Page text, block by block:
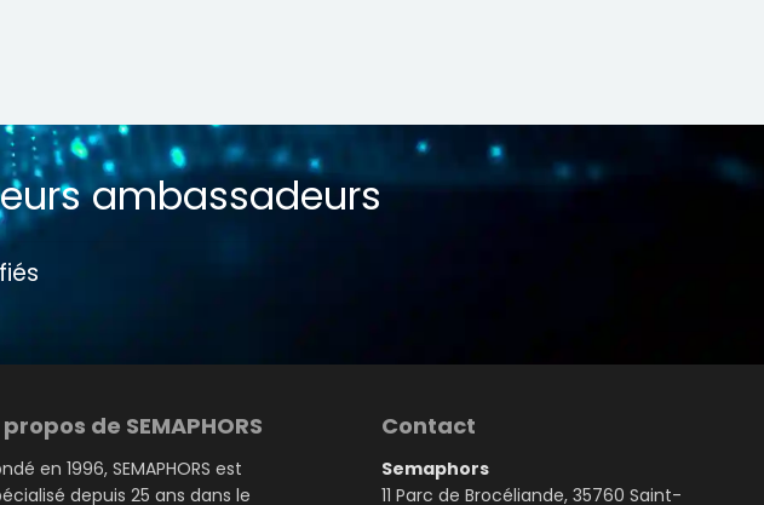
ambassadeurs
de SEMAPHORS
en 1996, SEMAPHORS est
depuis 25 ans dans le
Contact
Semaphors
11 Parc de Brocéliande, 35760 Saint-